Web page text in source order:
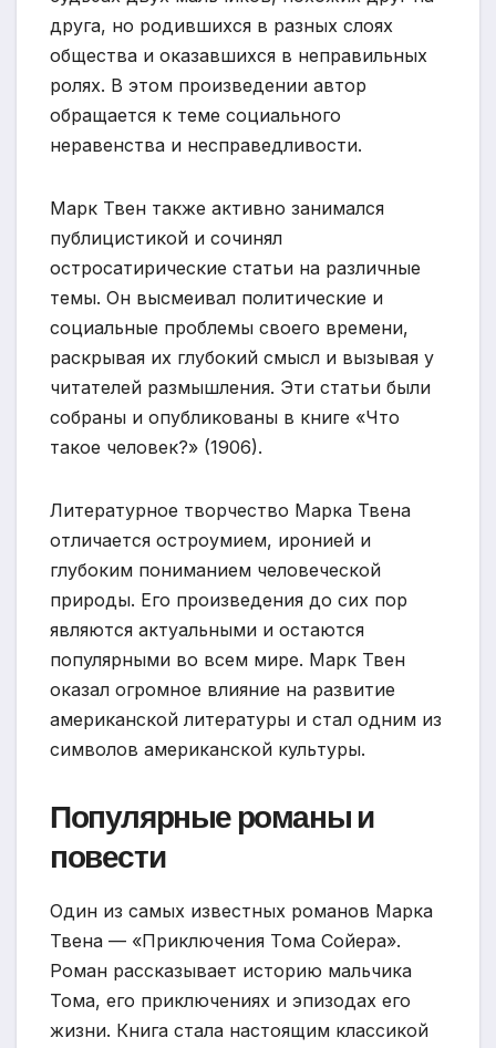
друга, но родившихся в разных слоях
общества и оказавшихся в неправильных
ролях. В этом произведении автор
обращается к теме социального
неравенства и несправедливости.
Марк Твен также активно занимался
публицистикой и сочинял
остросатирические статьи на различные
темы. Он высмеивал политические и
социальные проблемы своего времени,
раскрывая их глубокий смысл и вызывая у
читателей размышления. Эти статьи были
собраны и опубликованы в книге «Что
такое человек?» (1906).
Литературное творчество Марка Твена
отличается остроумием, иронией и
глубоким пониманием человеческой
природы. Его произведения до сих пор
являются актуальными и остаются
популярными во всем мире. Марк Твен
оказал огромное влияние на развитие
американской литературы и стал одним из
символов американской культуры.
Популярные романы и
повести
Один из самых известных романов Марка
Твена — «Приключения Тома Сойера».
Роман рассказывает историю мальчика
Тома, его приключениях и эпизодах его
жизни. Книга стала настоящим классикой